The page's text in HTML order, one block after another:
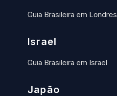
Guia Brasileira em Londres
Israel
Guia Brasileira em Israel
Japão